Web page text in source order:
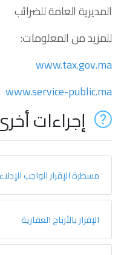
المديرية العامة للضرائب
للمزيد من المعلومات:
www.tax.gov.ma
www.service-public.ma
إجراءات
مسطرة الإقرار الواجب
الإقرار بالأرباح العقارية